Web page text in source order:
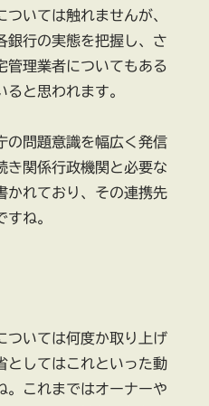
いては触れませんが、
銀行の実態を把握し、さ
管理業者についてもある
と思われます。
の問題意識を幅広く発信
き関係行政機関と必要な
かれており、その連携先
ね。
ついては何度か取り上げ
としてはこれといった動
。これまではオーナーや